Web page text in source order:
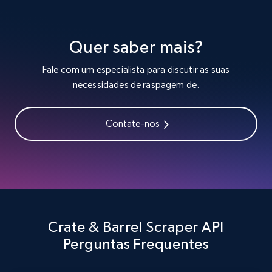
URL, Title, Rating, Reviews, Initial price, Final
URL, Title, Rating, Reviews, Initial price, Final
991+ 165+ Comece grátis
Quer saber mais?
Fale com um especialista para discutir as suas
necessidades de raspagem de.
Contate-nos
Crate & Barrel Scraper API
Perguntas Frequentes